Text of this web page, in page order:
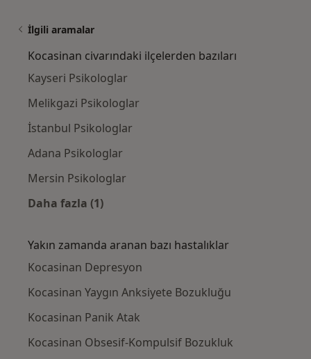
İlgili aramalar
Kocasinan civarındaki ilçelerden bazıları
Kayseri Psikologlar
Melikgazi Psikologlar
İstanbul Psikologlar
Adana Psikologlar
Mersin Psikologlar
Daha fazla (1)
Yakın zamanda aranan bazı hastalıklar
Kocasinan Depresyon
Kocasinan Yaygın Anksiyete Bozukluğu
Kocasinan Panik Atak
Kocasinan Obsesif-Kompulsif Bozukluk